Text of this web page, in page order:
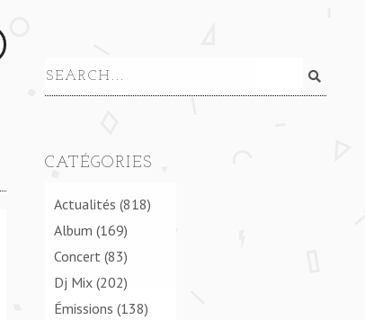
CATÉGORIES
Actualités (818)
Album (169)
Concert (83)
Dj Mix(202)
Émissions (138)